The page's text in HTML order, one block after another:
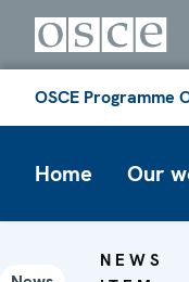
OSCE Programme
Home Our
NEWS